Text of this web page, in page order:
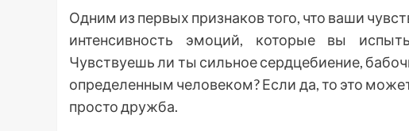
Одним из первых признаков того, что ваши
интенсивность эмоций, которые вы
Чувствуешь ли ты сильное сердцебиение,
определенным человеком? Если да, то это
просто дружба.